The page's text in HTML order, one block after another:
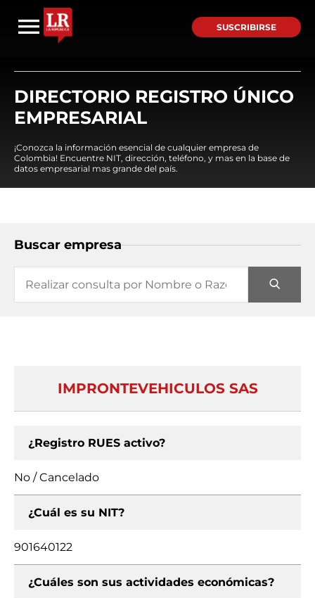
SUSCRIBIRSE
DIRECTORIO REGISTRO ÚNICO
EMPRESARIAL
¡Conozca la información esencial de cualquier empresa de
Colombia! Encuentre NIT, dirección, teléfono, y mas en la base de
datos empresarial mas grande del país.
Buscar empresa
IMPRONTEVEHICULOS SAS
¿Registro RUES activo?
No / Cancelado
¿Cuál es su NIT?
901640122
¿Cuáles son sus actividades económicas?